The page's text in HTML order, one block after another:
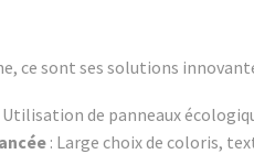
ce sont ses solutions
Utilisation de panneaux
: Large choix de coloris,